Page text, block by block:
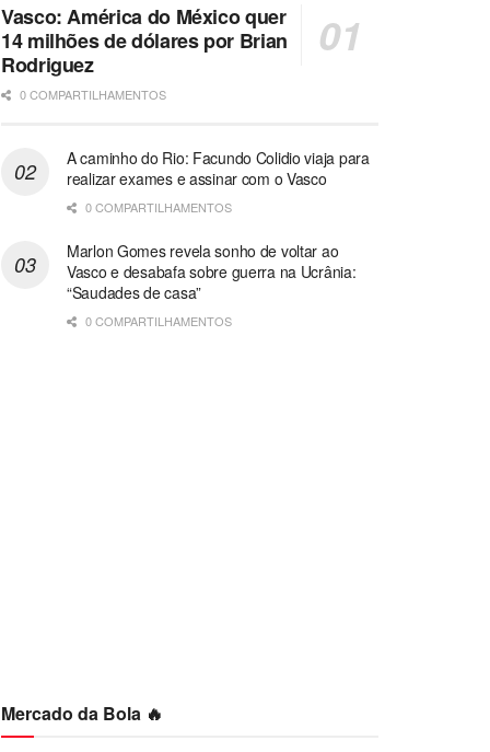
Vasco: América do México quer
14 milhões de dólares por Brian
Rodriguez
0 COMPARTILHAMENTOS
A caminho do Rio: Facundo Colidio viaja para
realizar exames e assinar com o Vasco
0 COMPARTILHAMENTOS
Marlon Gomes revela sonho de voltar ao
Vasco e desabafa sobre guerra na Ucrânia:
“Saudades de casa”
0 COMPARTILHAMENTOS
Mercado da Bola 🔥